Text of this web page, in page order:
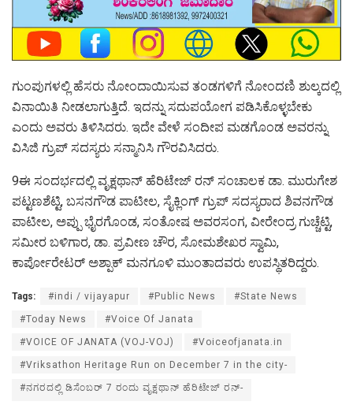
ಗುಂಪುಗಳಲ್ಲಿ ಹೆಸರು ನೋಂದಾಯಿಸುವ ತಂಡಗಳಿಗೆ ನೋಂದಣಿ ಶುಲ್ಕದಲ್ಲಿ
ವಿನಾಯಿತಿ ನೀಡಲಾಗುತ್ತಿದೆ. ಇದನ್ನು ಸದುಪಯೋಗ ಪಡಿಸಿಕೊಳ್ಳಬೇಕು
ಎಂದು ಅವರು ತಿಳಿಸಿದರು. ಇದೇ ವೇಳೆ ಸಂದೀಪ ಮಡಗೊಂಡ ಅವರನ್ನು
ವಿಸಿಜಿ ಗ್ರುಪ್ ಸದಸ್ಯರು ಸನ್ಮಾನಿಸಿ ಗೌರವಿಸಿದರು.
9ಈ ಸಂದರ್ಭದಲ್ಲಿ ವೃಕ್ಷಥಾನ್ ಹೆರಿಟೇಜ್ ರನ್ ಸಂಚಾಲಕ ಡಾ. ಮುರುಗೇಶ
ಪಟ್ಟಣಶೆಟ್ಟಿ, ಬಸನಗೌಡ ಪಾಟೀಲ, ಸೈಕ್ಲಿಂಗ್ ಗ್ರುಪ್ ಸದಸ್ಯರಾದ ಶಿವನಗೌಡ
ಪಾಟೀಲ, ಅಪ್ಪು ಭೈರಗೊಂಡ, ಸಂತೋಷ ಅವರಸಂಗ, ವೀರೇಂದ್ರ ಗುಚ್ಚೆಟ್ಟಿ,
ಸಮೀರ ಬಳಿಗಾರ, ಡಾ. ಪ್ರವೀಣ ಚೌರ, ಸೋಮಶೇಖರ ಸ್ವಾಮಿ,
ಕಾರ್ಪೋರೇಟರ್ ಅಶ್ಪಾಕ್ ಮನಗೂಳಿ ಮುಂತಾದವರು ಉಪಸ್ಥಿತರಿದ್ದರು.
Tags: #indi / vijayapur #Public News #State News
#Today News #Voice Of Janata
#VOICE OF JANATA (VOJ-VOJ) #Voiceofjanata.in
#Vriksathon Heritage Run on December 7 in the city-
#ನಗರದಲ್ಲಿ ಡಿಸೆಂಬರ್ 7 ರಂದು ವೃಕ್ಷಥಾನ್ ಹೆರಿಟೇಜ್ ರನ್-